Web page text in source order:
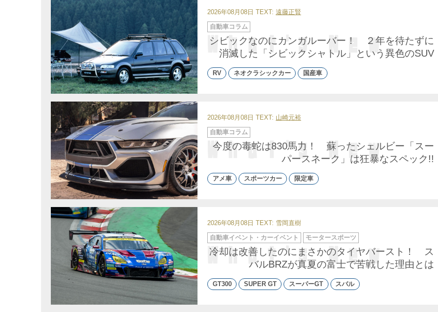
2026年08月08日 TEXT: 遠藤正賢
シビックなのにカンガルーバー！ ２年を待たずに
消滅した「シビックシャトル」という異色のSUV
カ
テ
ゴ
リ
ー
自動車コラム
RV ネオクラシックカー 国産車
2026年08月08日 TEXT: 山崎元裕
今度の毒蛇は830馬力！ 蘇ったシェルビー「スー
パースネーク」は狂暴なスペック!!
カ
テ
リ
自動車コラム
アメ車 スポーツカー 限定車
2026年08月08日 TEXT: 雪岡直樹
冷却は改善したのにまさかのタイヤバースト！ ス
バルBRZが真夏の富士で苦戦した理由とは
カ
テ
ゴ
リ
自動車イベント・カーイベント モータースポーツ
GT300 SUPER GT スーパーGT スバル